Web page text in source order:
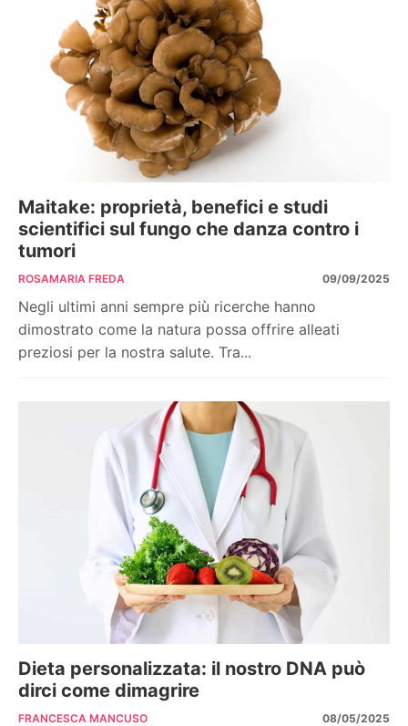
Maitake: proprietà, benefici e studi
scientifici sul fungo che danza contro i
tumori
ROSAMARIA FREDA 09/09/2025
Negli ultimi anni sempre più ricerche hanno
dimostrato come la natura possa offrire alleati
preziosi per la nostra salute. Tra...
Dieta personalizzata: il nostro DNA può
dirci come dimagrire
FRANCESCA MANCUSO 08/05/2025